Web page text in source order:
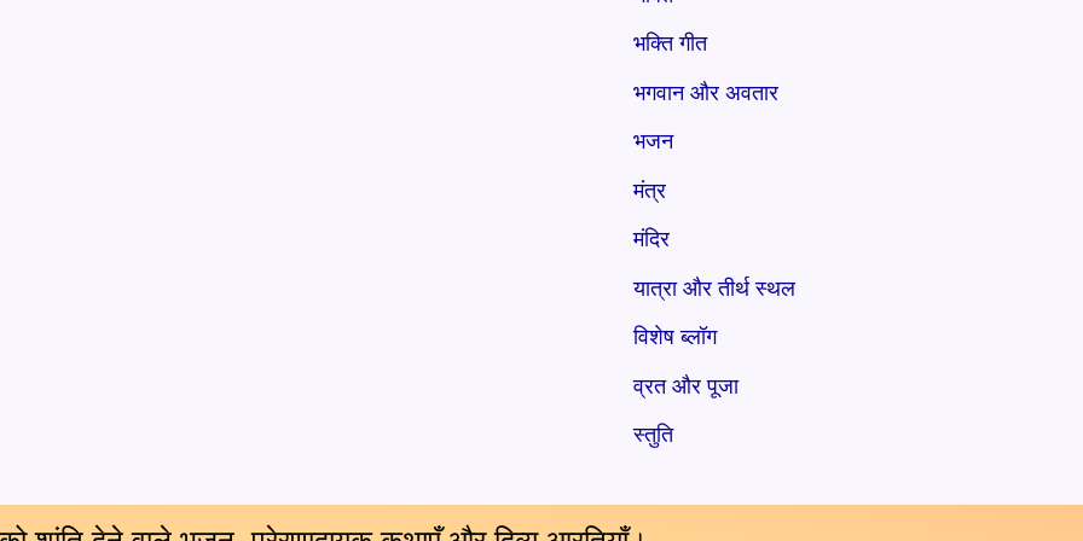
भक्ति गीत
भगवान और अवतार
भजन
मंत्र
मंदिर
यात्रा और तीर्थ स्थल
विशेष ब्लॉग
व्रत और पूजा
स्तुति